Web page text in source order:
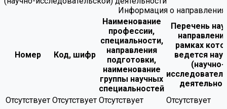
Информация о
Номер Код, шифр
Наименование
профессии,
специальности,
направления
подготовки,
наименование
группы научных
специальностей
Перечень
рамках
ведется
(научно-
Отсутствует Отсутствует Отсутствует Отсутствует